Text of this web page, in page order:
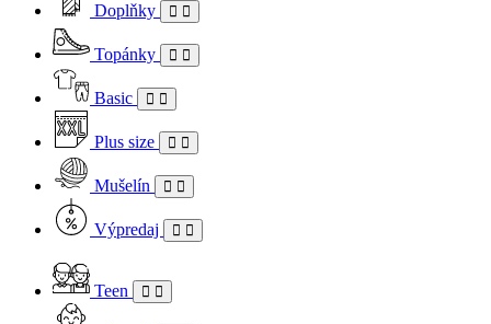
Doplňky
Topánky
Basic
Plus size
Mušelín
Výpredaj
Teen